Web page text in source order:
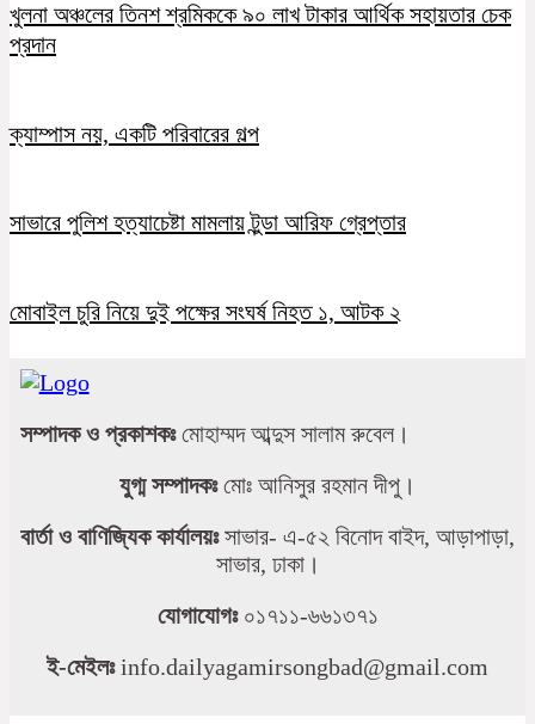
খুলনা অঞ্চলের তিনশ শ্রমিককে ৯০ লাখ টাকার আর্থিক সহায়তার চেক
প্রদান
ক্যাম্পাস নয়, একটি পরিবারের গল্প
সাভারে পুলিশ হত্যাচেষ্টা মামলায় টুন্ডা আরিফ গ্রেপ্তার
মোবাইল চুরি নিয়ে দুই পক্ষের সংঘর্ষ নিহত ১, আটক ২
সম্পাদক ও প্রকাশকঃমোহাম্মদ আব্দুস সালাম রুবেল।
যুগ্ম সম্পাদকঃমোঃ আনিসুর রহমান দীপু।
বার্তা ও বাণিজ্যিক কার্যালয়ঃসাভার- এ-৫২ বিনোদ বাইদ, আড়াপাড়া,
সাভার, ঢাকা।
যোগাযোগঃ০১৭১১-৬৬১৩৭১
ই-মেইলঃinfo.dailyagamirsongbad@gmail.com